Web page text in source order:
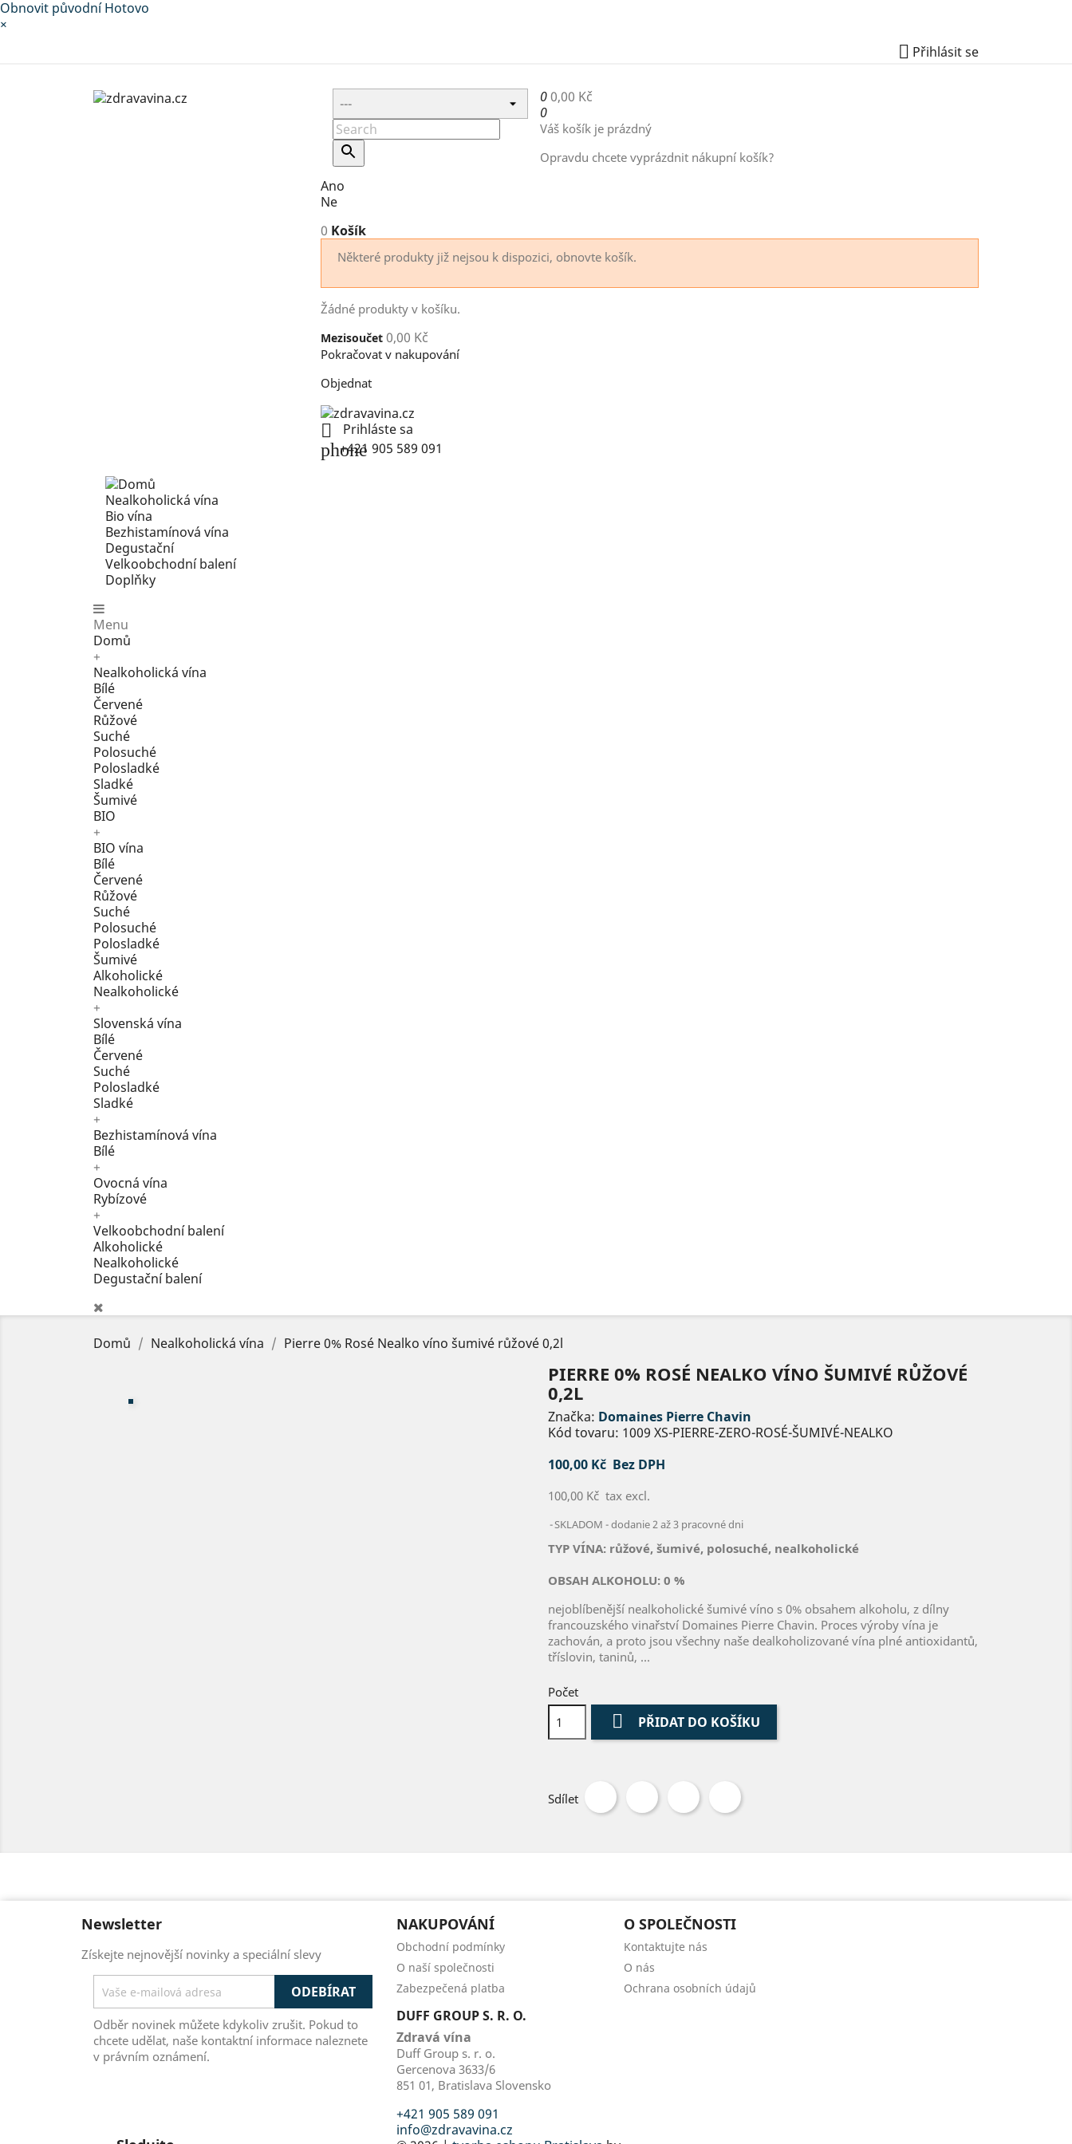
Obnovit původní Hotovo
×
 Přihlásit se
00,00 Kč
0
Váš košík je prázdný
Opravdu chcete vyprázdnit nákupní košík?
Ano
Ne
0 Košík
Některé produkty již nejsou k dispozici, obnovte košík.
Žádné produkty v košíku.
Mezisoučet 0,00 Kč
Pokračovat v nakupování
Objednat
 Prihláste sa
phone
+421 905 589 091
Nealkoholická vína
Bio vína
Bezhistamínová vína
Degustační
Velkoobchodní balení
Doplňky
Menu
Domů
+
Nealkoholická vína
Bílé
Červené
Růžové
Suché
Polosuché
Polosladké
Sladké
Šumivé
BIO
+
BIO vína
Bílé
Červené
Růžové
Suché
Polosuché
Polosladké
Šumivé
Alkoholické
Nealkoholické
+
Slovenská vína
Bílé
Červené
Suché
Polosladké
Sladké
+
Bezhistamínová vína
Bílé
+
Ovocná vína
Rybízové
+
Velkoobchodní balení
Alkoholické
Nealkoholické
Degustační balení
Domů Nealkoholická vína Pierre 0% Rosé Nealko víno šumivé růžové 0,2l
PIERRE 0% ROSÉ NEALKO VÍNO ŠUMIVÉ RŮŽOVÉ
0,2L
Značka: Domaines Pierre Chavin
Kód tovaru: 1009 XS-PIERRE-ZERO-ROSÉ-ŠUMIVÉ-NEALKO
100,00 Kč Bez DPH
100,00 Kč tax excl.
SKLADOM - dodanie 2 až 3 pracovné dni
TYP VÍNA: růžové, šumivé, polosuché, nealkoholické
OBSAH ALKOHOLU: 0 %
nejoblíbenější nealkoholické šumivé víno s 0% obsahem alkoholu, z dílny
francouzského vinařství Domaines Pierre Chavin. Proces výroby vína je
zachován, a proto jsou všechny naše dealkoholizované vína plné antioxidantů,
tříslovin, taninů, ...
Počet
 PŘIDAT DO KOŠÍKU
Sdílet
Newsletter
Získejte nejnovější novinky a speciální slevy
Odběr novinek můžete kdykoliv zrušit. Pokud to
chcete udělat, naše kontaktní informace naleznete
v právním oznámení.
NAKUPOVÁNÍ
Obchodní podmínky
O naší společnosti
Zabezpečená platba
O SPOLEČNOSTI
Kontaktujte nás
O nás
Ochrana osobních údajů
DUFF GROUP S. R. O.
Zdravá vína
Duff Group s. r. o.
Gercenova 3633/6
851 01, Bratislava Slovensko
+421 905 589 091
info@zdravavina.cz